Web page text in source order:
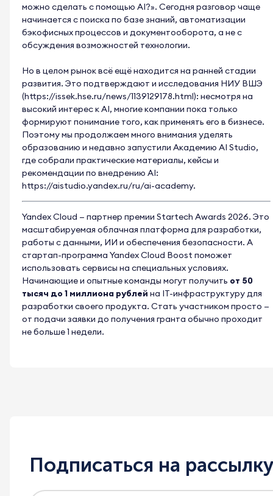
можно сделать с помощью AI?». Сегодня разговор чаще
начинается с поиска по базе знаний, автоматизации
бэкофисных процессов и документооборота, а не с
обсуждения возможностей технологии.
Но в целом рынок всё ещё находится на ранней стадии
развития. Это подтверждают и исследования НИУ ВШЭ
(https://issek.hse.ru/news/1139129178.html): несмотря на
высокий интерес к AI, многие компании пока только
формируют понимание того, как применять его в бизнесе.
Поэтому мы продолжаем много внимания уделять
образованию и недавно запустили Академию AI Studio,
где собрали практические материалы, кейсы и
рекомендации по внедрению AI:
https://aistudio.yandex.ru/ru/ai-academy.
Yandex Cloud — партнер премии Startech Awards 2026. Это
масштабируемая облачная платформа для разработки,
работы с данными, ИИ и обеспечения безопасности. А
стартап-программа Yandex Cloud Boost поможет
использовать сервисы на специальных условиях.
Начинающие и опытные команды могут получить от 50
тысяч до 1 миллиона рублей на IT-инфраструктуру для
разработки своего продукта. Стать участником просто —
от подачи заявки до получения гранта обычно проходит
не больше 1 недели.
Подписаться на рассылку